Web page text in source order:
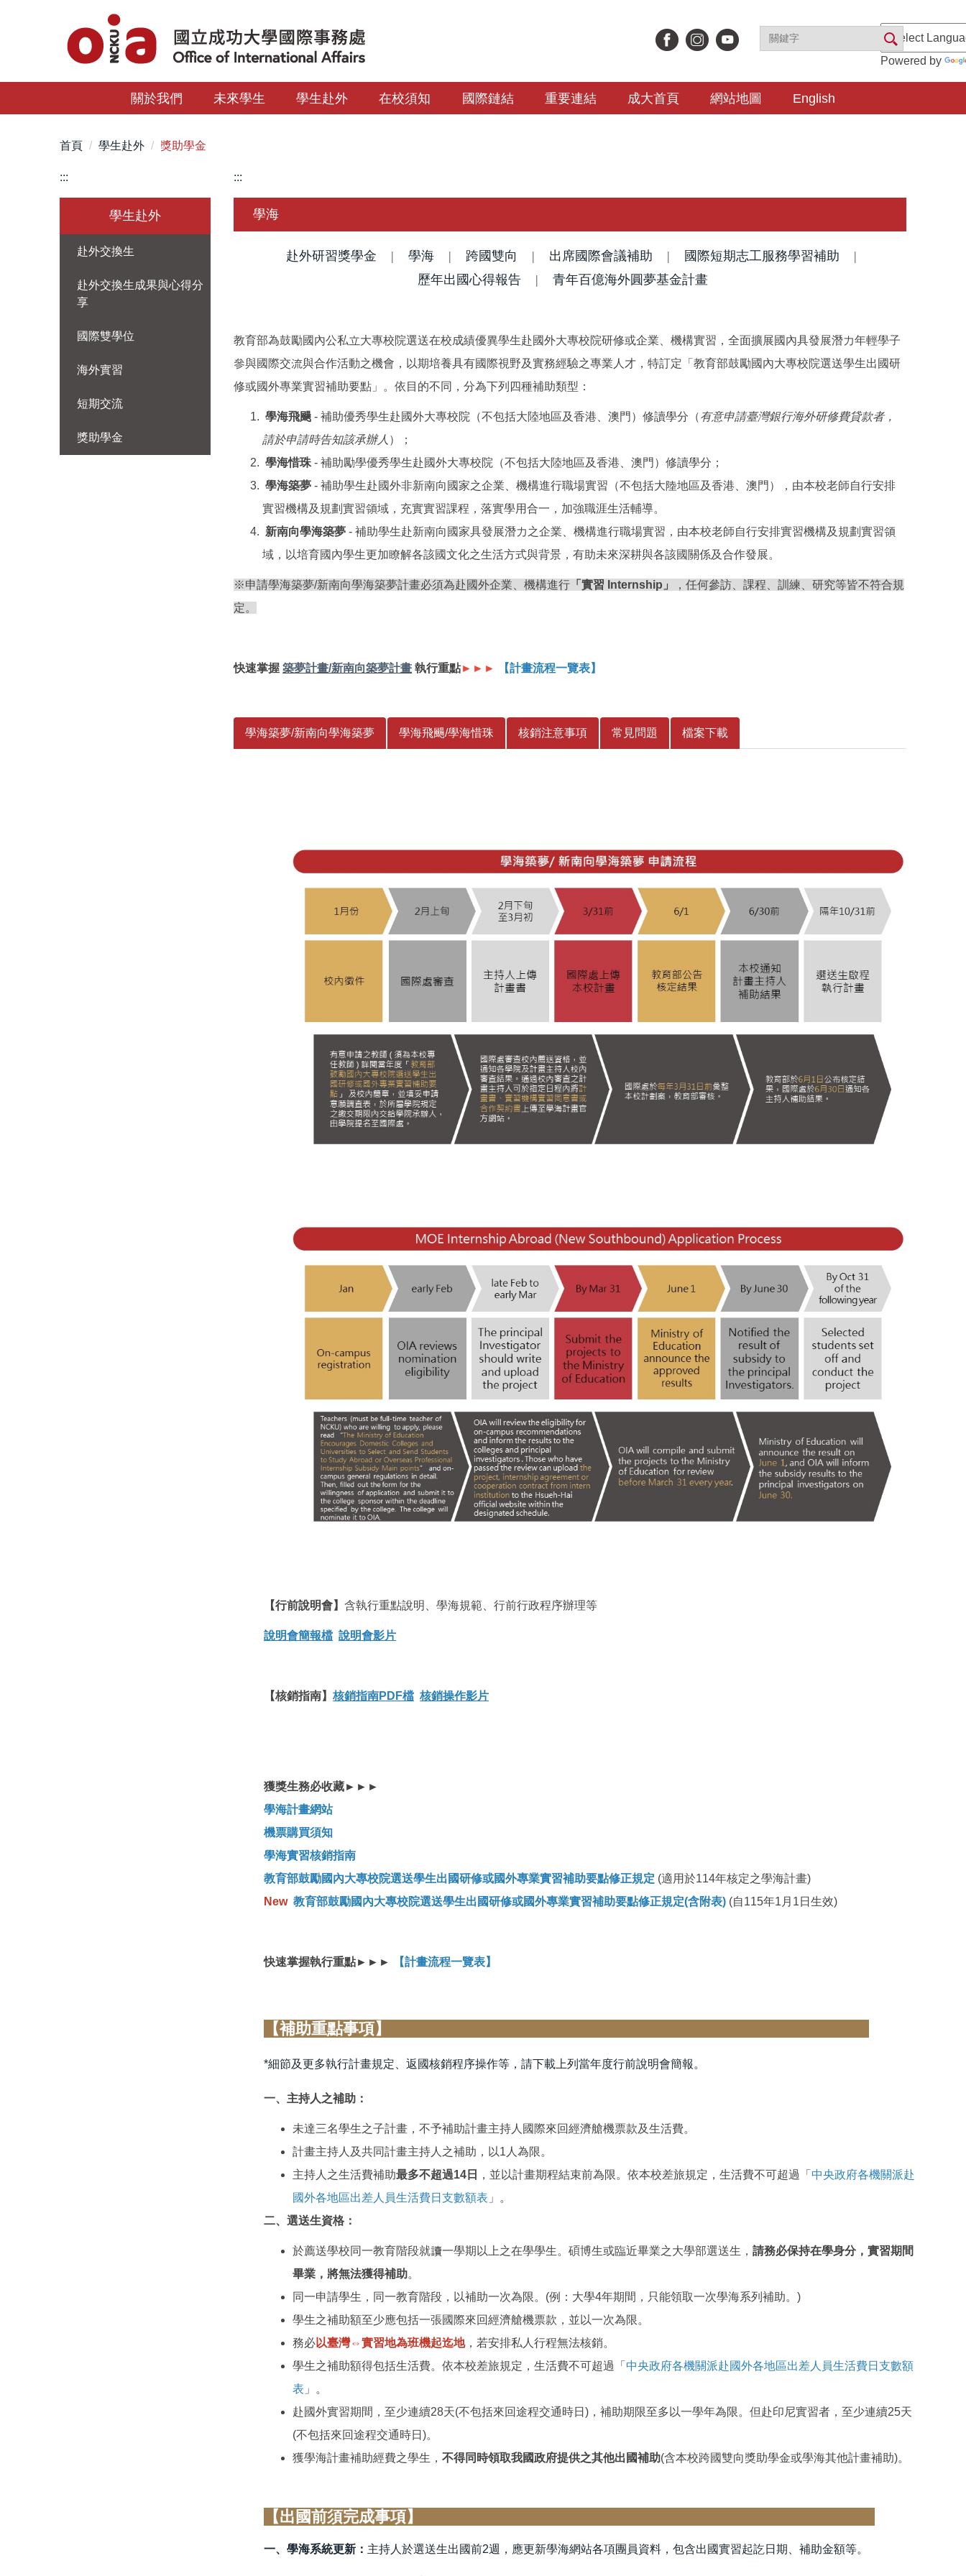
內
區
Powered by
關於我們 未來學生 學生赴外 在校須知 國際鏈結 重要連結 成大首頁 網站地圖 English
首頁 學生赴外 獎助學金
:::
學生赴外
赴外交換生
赴外交換生成果與心得分
享
國際雙學位
海外實習
短期交流
獎助學金
:::
學海
赴外研習獎學金 |學海 | 跨國雙向 | 出席國際會議補助 | 國際短期志工服務學習補助 |
歷年出國心得報告| 青年百億海外圓夢基金計畫
教育部為鼓勵國內公私立大專校院選送在校成績優異學生赴國外大專校院研修或企業、機構實習，全面擴展國內具發展潛力年輕學子
參與國際交流與合作活動之機會，以期培養具有國際視野及實務經驗之專業人才，特訂定「教育部鼓勵國內大專校院選送學生出國研
修或國外專業實習補助要點」。依目的不同，分為下列四種補助類型：
學海飛颺 - 補助優秀學生赴國外大專校院（不包括大陸地區及香港、澳門）修讀學分（有意申請臺灣銀行海外研修費貸款者，
請於申請時告知該承辦人 ）；
學海惜珠 - 補助勵學優秀學生赴國外大專校院（不包括大陸地區及香港、澳門）修讀學分；
學海築夢 - 補助學生赴國外非新南向國家之企業、機構進行職場實習（不包括大陸地區及香港、澳門），由本校老師自行安排
實習機構及規劃實習領域，充實實習課程，落實學用合一，加強職涯生活輔導。
新南向學海築夢 - 補助學生赴新南向國家具發展潛力之企業、機構進行職場實習，由本校老師自行安排實習機構及規劃實習領
域，以培育國內學生更加瞭解各該國文化之生活方式與背景，有助未來深耕與各該國關係及合作發展。
※申請學海築夢/新南向學海築夢計畫必須為赴國外企業、機構進行 「實習 Internship」
，任何參訪、課程、訓練、研究等皆不符合規
定。
快速掌握築夢計畫/新南向築夢計畫 執行重點►►► 【計畫流程一覽表】
學海築夢/新南向學海築夢 學海飛颺/學海惜珠 核銷注意事項 常見問題 檔案下載
【行前說明會】含執行重點說明、學海規範、行前行政程序辦理等
說明會簡報檔 說明會影片
【核銷指南】核銷指南PDF檔 核銷操作影片
獲獎生務必收藏►►►
學海計畫網站
機票購買須知
學海實習核銷指南
教育部鼓勵國內大專校院選送學生出國研修或國外專業實習補助要點修正規定 (適用於114年核定之學海計畫)
New 教育部鼓勵國內大專校院選送學生出國研修或國外專業實習補助要點修正規定(含附表) (自115年1月1日生效)
快速掌握執行重點►►► 【計畫流程一覽表】
【補助重點事項】
*細節及更多執行計畫規定、返國核銷程序操作等，請下載上列當年度行前說明會簡報。
一、主持人之補助：
未達三名學生之子計畫，不予補助計畫主持人國際來回經濟艙機票款及生活費。
計畫主持人及共同計畫主持人之補助，以1人為限。
主持人之生活費補助最多不超過14日 ，並以計畫期程結束前為限。依本校差旅規定，生活費不可超過「中央政府各機關派赴
國外各地區出差人員生活費日支數額表 」。
二、選送生資格：
於薦送學校同一教育階段就讀一學期以上之在學學生。碩博生或臨近畢業之大學部選送生，請務必保持在學身分，實習期間
畢業，將無法獲得補助。
同一申請學生，同一教育階段，以補助一次為限。(例：大學4年期間，只能領取一次學海系列補助。)
學生之補助額至少應包括一張國際來回經濟艙機票款，並以一次為限。
務必以臺灣⇔實習地為班機起迄地，若安排私人行程無法核銷。
學生之補助額得包括生活費。依本校差旅規定，生活費不可超過「中央政府各機關派赴國外各地區出差人員生活費日支數額
表 」。
赴國外實習期間，至少連續28天(不包括來回途程交通時日)，補助期限至多以一學年為限。但赴印尼實習者，至少連續25天
(不包括來回途程交通時日)。
獲學海計畫補助經費之學生，不得同時領取我國政府提供之其他出國補助(含本校跨國雙向獎助學金或學海其他計畫補助)。
【出國前須完成事項】
一、學海系統更新： 主持人於選送生出國前2週，應更新學海網站各項團員資料，包含出國實習起訖日期、補助金額等。